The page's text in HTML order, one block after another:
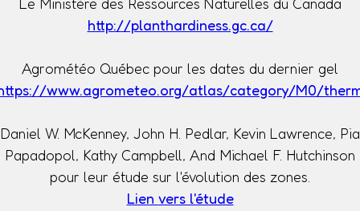
Le Ministère des Ressources Naturelles du Canada
http://planthardiness.gc.ca/
Agrométéo Québec pour les dates du dernier gel
www.agrometeo.org/atlas/category/M0/
Daniel W. McKenney, John H. Pedlar, Kevin Lawrence, Pia
Papadopol, Kathy Campbell, And Michael F. Hutchinson
pour leur étude sur l'évolution des zones.
Lien vers l'étude